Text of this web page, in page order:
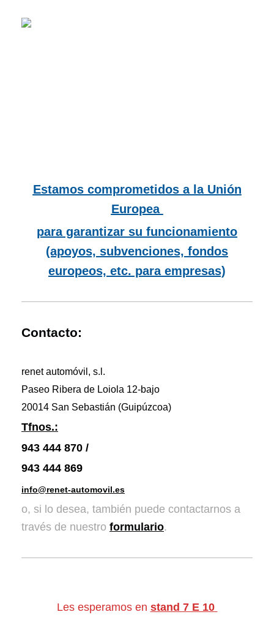
Estamos comprometidos a la Unión
Europea
para garantizar su funcionamiento
(apoyos, subvenciones, fondos
europeos, etc. para empresas)
Contacto:
renet automóvil, s.l.
Paseo Ribera de Loiola 12-bajo
20014 San Sebastián (Guipúzcoa)
Tfnos.:
943 444 870 /
943 444 869
info@renet-automovil.es
o, si lo desea, también puede contactarnos a
través de nuestro formulario.
Les esperamos en stand 7 E 10